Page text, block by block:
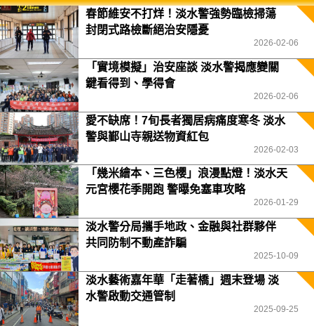
春節維安不打烊！淡水警強勢臨檢掃蕩
封閉式路檢斷絕治安隱憂
2026-02-06
「實境模擬」治安座談 淡水警揭應變關
鍵看得到、學得會
2026-02-06
愛不缺席！7旬長者獨居病痛度寒冬 淡水
警與鄞山寺親送物資紅包
2026-02-03
「幾米繪本、三色櫻」浪漫點燈！淡水天
元宮櫻花季開跑 警曝免塞車攻略
2026-01-29
淡水警分局攜手地政、金融與社群夥伴
共同防制不動產詐騙
2025-10-09
淡水藝術嘉年華「走著橋」週末登場 淡
水警啟動交通管制
2025-09-25